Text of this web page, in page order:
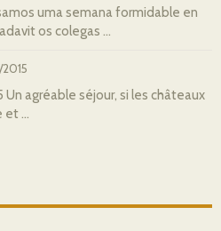
uma semana formidable en
os colegas ...
Un agréable séjour, si les châteaux
et ...